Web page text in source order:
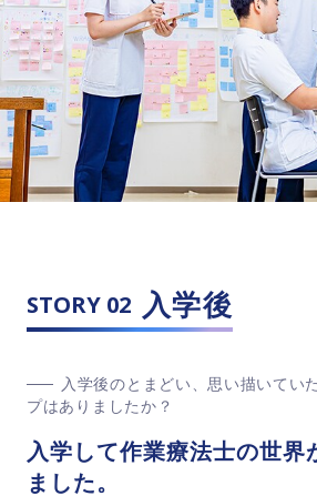
STORY 02 入学後
入学後のとまどい、思い描いてい
プはありましたか？
入学して作業療法士の世界
ました。